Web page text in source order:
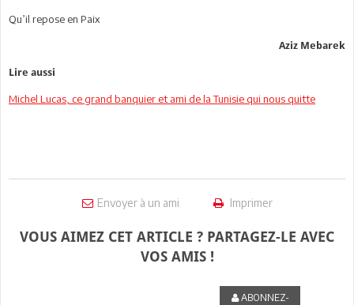
Qu’il repose en Paix
Aziz Mebarek
Lire aussi
Michel Lucas, ce grand banquier et ami de la Tunisie qui nous quitte
Envoyer à un ami Imprimer
VOUS AIMEZ CET ARTICLE ? PARTAGEZ-LE AVEC
VOS AMIS !
ABONNEZ-